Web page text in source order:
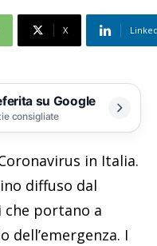
X
su Google
consigliate
in Italia.
diffuso dal
che portano a
dell’emergenza. I